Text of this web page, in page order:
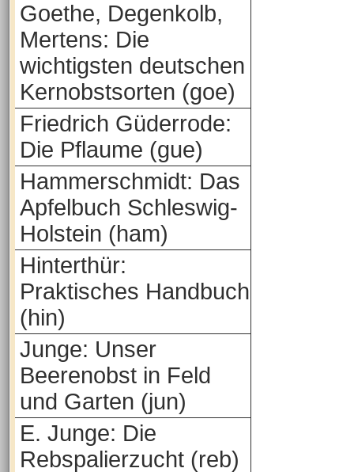
Goethe, Degenkolb,
Mertens: Die
wichtigsten deutschen
Kernobstsorten (goe)
Friedrich Güderrode:
Die Pflaume (gue)
Hammerschmidt: Das
Apfelbuch Schleswig-
Holstein (ham)
Hinterthür:
Praktisches Handbuch
(hin)
Junge: Unser
Beerenobst in Feld
und Garten (jun)
E. Junge: Die
Rebspalierzucht (reb)